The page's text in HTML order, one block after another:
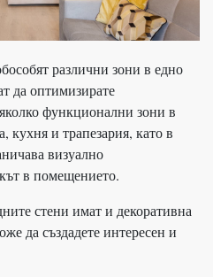
различни зони в едно
да оптимизирате
функционални зони в
кухня и трапезария, като в
визуално
в помещението.
стени имат и декоративна
да създадете интересен и